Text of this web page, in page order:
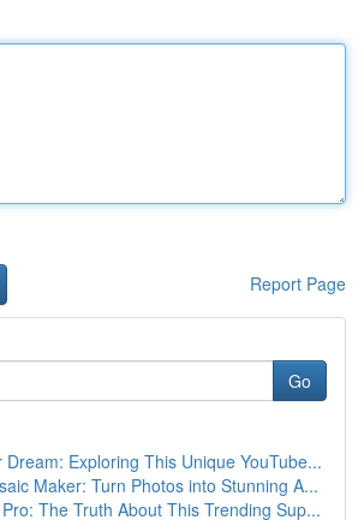
Report Page
Go
Dream: Exploring This Unique YouTube...
Maker: Turn Photos into Stunning A...
The Truth About This Trending Sup...